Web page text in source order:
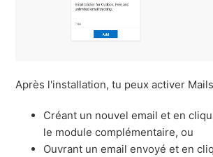
Après l'installation, tu peux activer
Créant un nouvel email et en
le module complémentaire, ou
Ouvrant un email envoyé et en